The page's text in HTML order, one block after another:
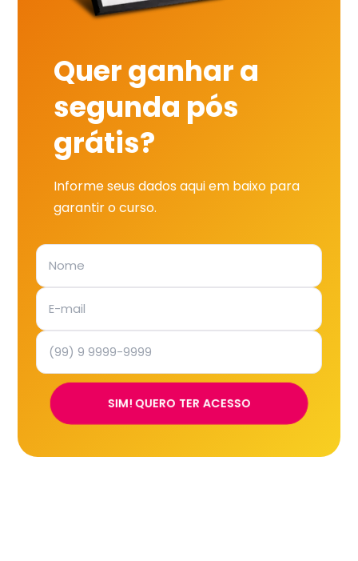
Quer ganhar a
segunda pós
grátis?
Informe seus dados aqui em baixo para
garantir o curso.
SIM! QUERO TER ACESSO